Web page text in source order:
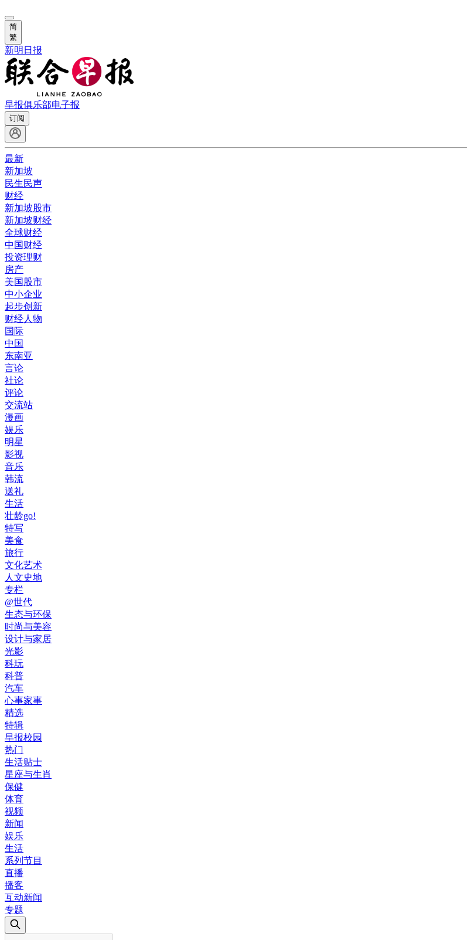
简
繁
新明日报
早报俱乐部电子报
订阅
最新
新加坡
民生民声
财经
新加坡股市
新加坡财经
全球财经
中国财经
投资理财
房产
美国股市
中小企业
起步创新
财经人物
国际
中国
东南亚
言论
社论
评论
交流站
漫画
娱乐
明星
影视
音乐
韩流
送礼
生活
壮龄go!
特写
美食
旅行
文化艺术
人文史地
专栏
@世代
生态与环保
时尚与美容
设计与家居
光影
科玩
科普
汽车
心事家事
精选
特辑
早报校园
热门
生活贴士
星座与生肖
保健
体育
视频
新闻
娱乐
生活
系列节目
直播
播客
互动新闻
专题